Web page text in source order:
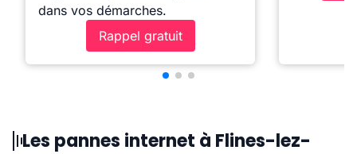
dans vos démarches.
Rappel gratuit
Les pannes internet à Flines-lez-